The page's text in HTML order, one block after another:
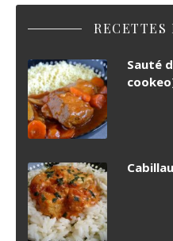
RECETTES
Sauté